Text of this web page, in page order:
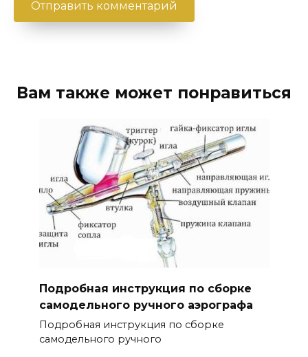
Вам также может понравиться
Подробная инструкция по сборке
самодельного ручного аэрографа
Подробная инструкция по сборке
самодельного ручного